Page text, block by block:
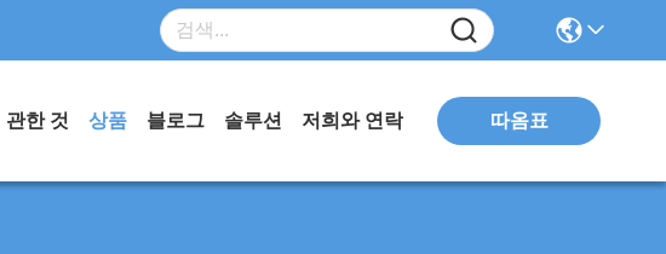
관한 것 상품 블로그 솔루션 저희와 연락 따옴표